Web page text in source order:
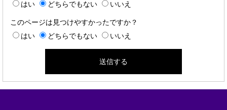
はい
どちらでもない いいえ
このページは見つけやすかったですか？
はい
どちらでもない いいえ